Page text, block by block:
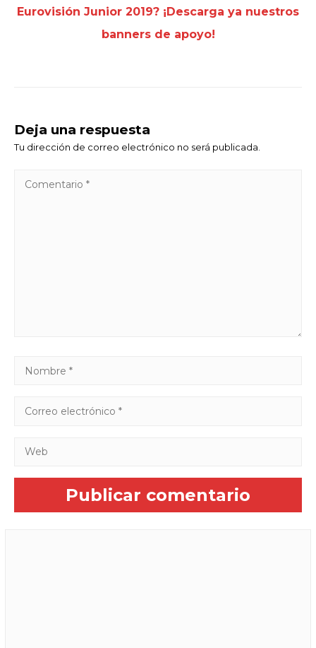
Eurovisión Junior 2019? ¡Descarga ya nuestros
banners de apoyo!
Deja una respuesta
Tu dirección de correo electrónico no será publicada.